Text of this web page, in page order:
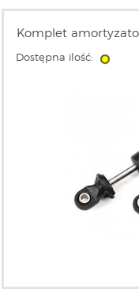
Komplet
Dostępna ilość: